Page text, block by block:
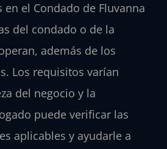
el Condado de Fluvanna
del condado o de la
además de los
Los requisitos varían
del negocio y la
puede verificar las
aplicables y ayudarle a